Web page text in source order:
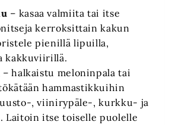
– kasaa valmiita tai itse
kerroksittain kakun
pienillä lipuilla,
kakkuviirillä.
– halkaistu meloninpala tai
hammastikkuihin
, viinirypäle-, kurkku- ja
Laitoin itse toiselle puolelle